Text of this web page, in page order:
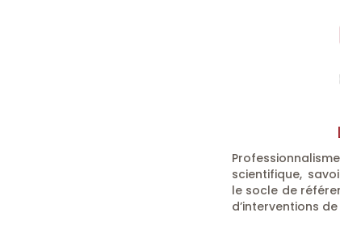
scientifique,
le socle de
d’interventions de